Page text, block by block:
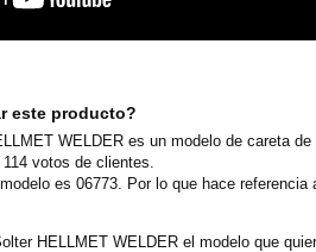
este producto?
WELDER es un modelo de careta
114 votos de clientes.
es 06773. Por lo que hace
HELLMET WELDER el modelo que